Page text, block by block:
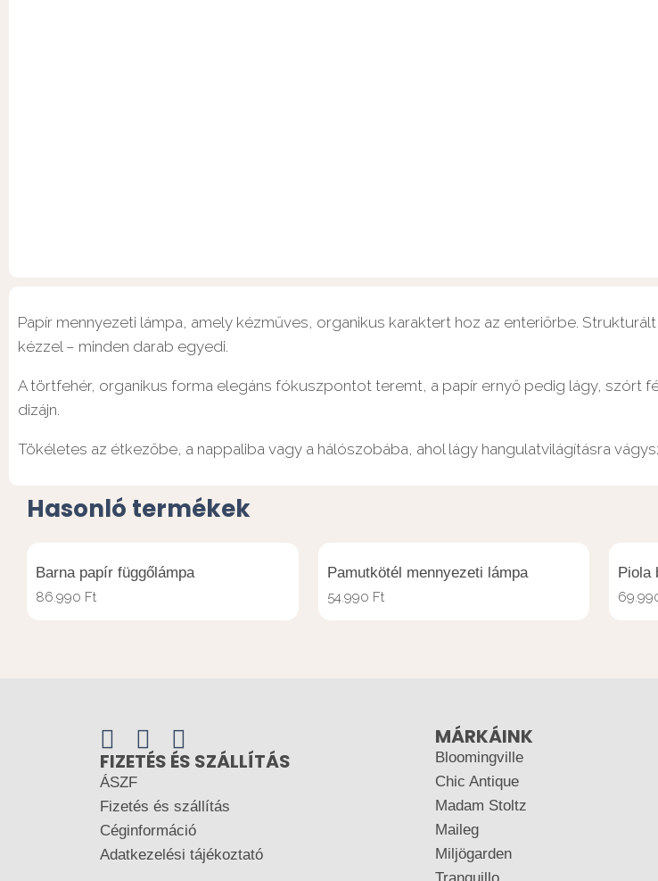
Papír mennyezeti lámpa, amely kézműves, organikus karaktert hoz az enteriőrbe.
kézzel – minden darab egyedi.
A törtfehér, organikus forma elegáns fókuszpontot teremt, a papír ernyő pedig lágy, szórt
dizájn.
Tökéletes az étkezőbe, a nappaliba vagy a hálószobába, ahol lágy hangulatvilágításra
Hasonló termékek
Barna papír függőlámpa
86.990 Ft
Pamutkötél mennyezeti lámpa
54.990 Ft
Piola
FIZETÉS ÉS SZÁLLÍTÁS
ÁSZF
Fizetés és szállítás
Céginformáció
Adatkezelési tájékoztató
MÁRKÁINK
Bloomingville
Chic Antique
Madam Stoltz
Maileg
Miljögarden